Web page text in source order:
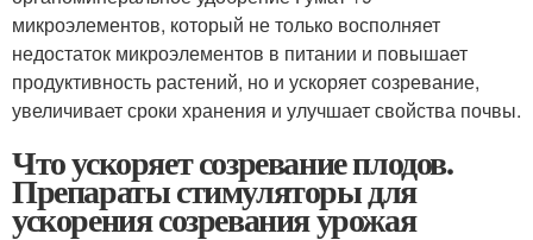
микроэлементов, который не только восполняет
недостаток микроэлементов в питании и повышает
продуктивность растений, но и ускоряет созревание,
увеличивает сроки хранения и улучшает свойства почвы.
Что ускоряет созревание плодов.
Препараты стимуляторы для
ускорения созревания урожая